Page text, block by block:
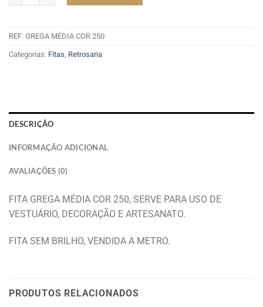
REF: GREGA MÉDIA COR 250
Categorias: Fitas, Retrosaria
DESCRIÇÃO
INFORMAÇÃO ADICIONAL
AVALIAÇÕES (0)
FITA GREGA MÉDIA COR 250, SERVE PARA USO DE
VESTUÁRIO, DECORAÇÃO E ARTESANATO.
FITA SEM BRILHO, VENDIDA A METRO.
PRODUTOS RELACIONADOS